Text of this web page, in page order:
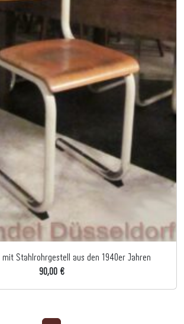
mit Stahlrohrgestell aus den 1940er Jahren
90,00 €